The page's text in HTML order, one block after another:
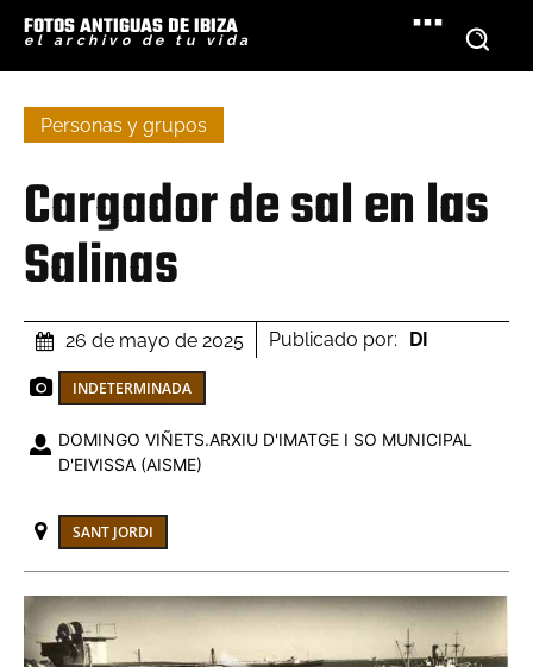
FOTOS ANTIGUAS DE IBIZA
el archivo de tu vida
Personas y grupos
Cargador de sal en las
Salinas
26 de mayo de 2025 Publicado por: DI
INDETERMINADA
DOMINGO VIÑETS.ARXIU D'IMATGE I SO MUNICIPAL
D'EIVISSA (AISME)
SANT JORDI